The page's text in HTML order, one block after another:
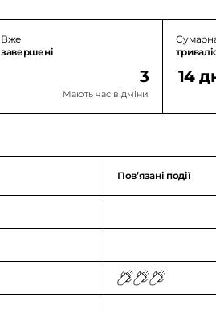
Вже
завершені
3
Мають час відміни
14
Повʼязані події